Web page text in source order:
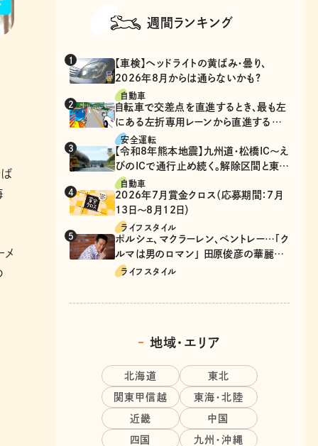
メ
週間ランキング
【車検】ヘッドライトの黄ばみ・曇り、
2026年8月からは通らないかも?
自動車
自転車で交差点を直進するとき、最も左
にある左折専用レーンから直進するの
は、違反？
安全運転
【令和8年熊本地震】九州道・松橋IC～え
びのICで通行止め続く。解除区間と東九
州道の迂回ルート
自動車
2026年7月賞金クロス（応募期間：7月
13日～8月12日）
ライフスタイル
ポルシェ、マクラーレン、ベントレー…「ク
ルマは男のロマン」 田原俊彦の華麗な
る愛車遍歴
ライフスタイル
地域・エリア
北海道 東北
関東甲信越 東海・北陸
近畿 中国
四国 九州・沖縄